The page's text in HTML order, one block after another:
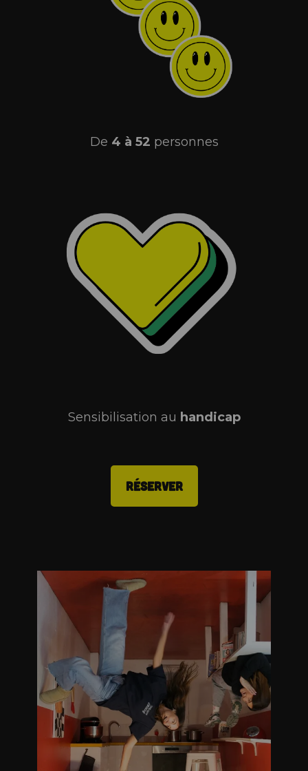
De 4 à 52 personnes
Sensibilisation au handicap
RÉSERVER